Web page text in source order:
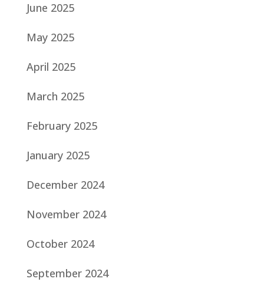
June 2025
May 2025
April 2025
March 2025
February 2025
January 2025
December 2024
November 2024
October 2024
September 2024